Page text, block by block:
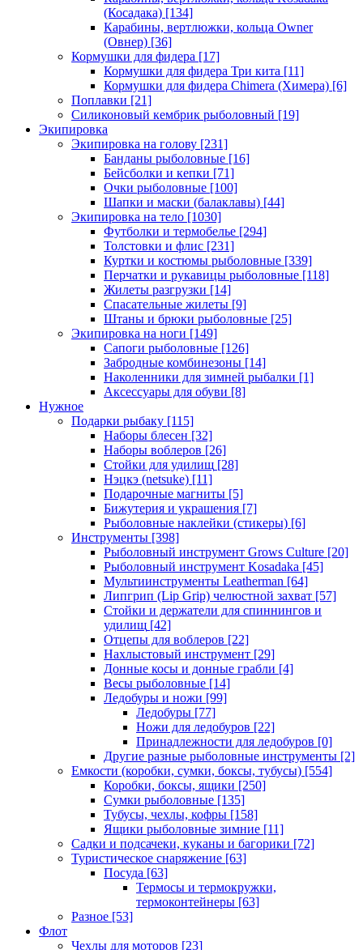
(Косадака) [134]
Карабины, вертлюжки, кольца Owner
(Овнер) [36]
Кормушки для фидера [17]
Кормушки для фидера Три кита [11]
Кормушки для фидера Chimera (Химера) [6]
Поплавки [21]
Силиконовый кембрик рыболовный [19]
Экипировка
Экипировка на голову [231]
Банданы рыболовные [16]
Бейсболки и кепки [71]
Очки рыболовные [100]
Шапки и маски (балаклавы) [44]
Экипировка на тело [1030]
Футболки и термобелье [294]
Толстовки и флис [231]
Куртки и костюмы рыболовные [339]
Перчатки и рукавицы рыболовные [118]
Жилеты разгрузки [14]
Спасательные жилеты [9]
Штаны и брюки рыболовные [25]
Экипировка на ноги [149]
Сапоги рыболовные [126]
Забродные комбинезоны [14]
Наколенники для зимней рыбалки [1]
Аксессуары для обуви [8]
Нужное
Подарки рыбаку [115]
Наборы блесен [32]
Наборы воблеров [26]
Стойки для удилищ [28]
Нэцкэ (netsuke) [11]
Подарочные магниты [5]
Бижутерия и украшения [7]
Рыболовные наклейки (стикеры) [6]
Инструменты [398]
Рыболовный инструмент Grows Culture [20]
Рыболовный инструмент Kosadaka [45]
Мультиинструменты Leatherman [64]
Липгрип (Lip Grip) челюстной захват [57]
Стойки и держатели для спиннингов и
удилищ [42]
Отцепы для воблеров [22]
Нахлыстовый инструмент [29]
Донные косы и донные грабли [4]
Весы рыболовные [14]
Ледобуры и ножи [99]
Ледобуры [77]
Ножи для ледобуров [22]
Принадлежности для ледобуров [0]
Другие разные рыболовные инструменты [2]
Емкости (коробки, сумки, боксы, тубусы) [554]
Коробки, боксы, ящики [250]
Сумки рыболовные [135]
Тубусы, чехлы, кофры [158]
Ящики рыболовные зимние [11]
Садки и подсачеки, куканы и багорики [72]
Туристическое снаряжение [63]
Посуда [63]
Термосы и термокружки,
термоконтейнеры [63]
Разное [53]
Флот
Чехлы для моторов [23]